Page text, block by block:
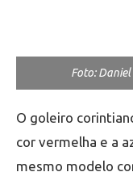
Foto:
O goleiro
cor vermelha e a
mesmo modelo